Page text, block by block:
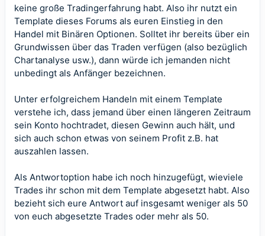
keine große Tradingerfahrung habt. Also ihr nutzt ein
Template dieses Forums als euren Einstieg in den
Handel mit Binären Optionen. Solltet ihr bereits über ein
Grundwissen über das Traden verfügen (also bezüglich
Chartanalyse usw.), dann würde ich jemanden nicht
unbedingt als Anfänger bezeichnen.
Unter erfolgreichem Handeln mit einem Template
verstehe ich, dass jemand über einen längeren Zeitraum
sein Konto hochtradet, diesen Gewinn auch hält, und
sich auch schon etwas von seinem Profit z.B. hat
auszahlen lassen.
Als Antwortoption habe ich noch hinzugefügt, wieviele
Trades ihr schon mit dem Template abgesetzt habt. Also
bezieht sich eure Antwort auf insgesamt weniger als 50
von euch abgesetzte Trades oder mehr als 50.